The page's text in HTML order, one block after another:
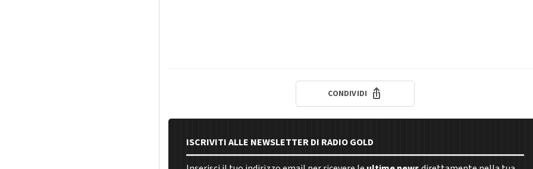
CONDIVIDI
ISCRIVITI ALLE NEWSLETTER DI RADIO GOLD